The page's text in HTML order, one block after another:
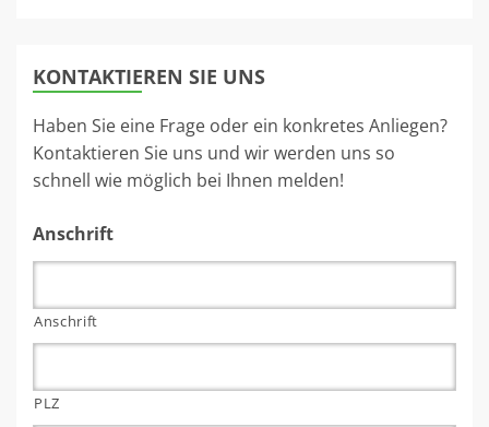
KONTAKTIEREN SIE UNS
Haben Sie eine Frage oder ein konkretes Anliegen?
Kontaktieren Sie uns und wir werden uns so
schnell wie möglich bei Ihnen melden!
Anschrift
Anschrift
PLZ